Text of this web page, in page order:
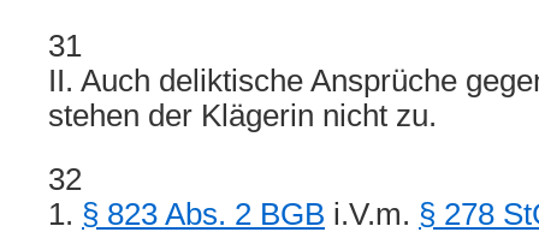
31
II. Auch deliktische Ansprüche
stehen der Klägerin nicht zu.
32
1. § 823 Abs. 2 BGB i.V.m. § 278